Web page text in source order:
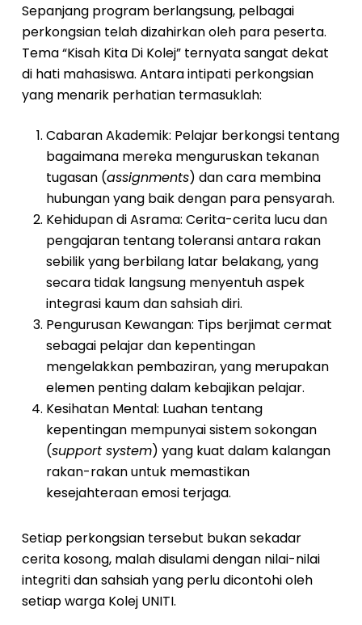
Sepanjang program berlangsung, pelbagai
perkongsian telah dizahirkan oleh para peserta.
Tema “Kisah Kita Di Kolej” ternyata sangat dekat
di hati mahasiswa. Antara intipati perkongsian
yang menarik perhatian termasuklah:
Cabaran Akademik: Pelajar berkongsi tentang
bagaimana mereka menguruskan tekanan
tugasan (assignments) dan cara membina
hubungan yang baik dengan para pensyarah.
Kehidupan di Asrama: Cerita-cerita lucu dan
pengajaran tentang toleransi antara rakan
sebilik yang berbilang latar belakang, yang
secara tidak langsung menyentuh aspek
integrasi kaum dan sahsiah diri.
Pengurusan Kewangan: Tips berjimat cermat
sebagai pelajar dan kepentingan
mengelakkan pembaziran, yang merupakan
elemen penting dalam kebajikan pelajar.
Kesihatan Mental: Luahan tentang
kepentingan mempunyai sistem sokongan
(support system) yang kuat dalam kalangan
rakan-rakan untuk memastikan
kesejahteraan emosi terjaga.
Setiap perkongsian tersebut bukan sekadar
cerita kosong, malah disulami dengan nilai-nilai
integriti dan sahsiah yang perlu dicontohi oleh
setiap warga Kolej UNITI.